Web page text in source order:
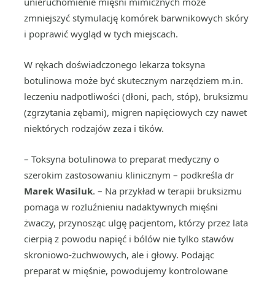
zmniejszyć stymulację komórek barwnikowych skóry
i poprawić wygląd w tych miejscach.
W rękach doświadczonego lekarza toksyna
botulinowa może być skutecznym narzędziem m.in.
leczeniu nadpotliwości (dłoni, pach, stóp), bruksizmu
(zgrzytania zębami), migren napięciowych czy nawet
niektórych rodzajów zeza i tików.
– Toksyna botulinowa to preparat medyczny o
szerokim zastosowaniu klinicznym – podkreśla dr
Marek Wasiluk. – Na przykład w terapii bruksizmu
pomaga w rozluźnieniu nadaktywnych mięśni
żwaczy, przynosząc ulgę pacjentom, którzy przez lata
cierpią z powodu napięć i bólów nie tylko stawów
skroniowo-żuchwowych, ale i głowy. Podając
preparat w mięśnie, powodujemy kontrolowane